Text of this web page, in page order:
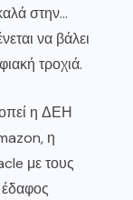
στην…
να βάλει
τροχιά.
η ΔΕΗ
η
με τους